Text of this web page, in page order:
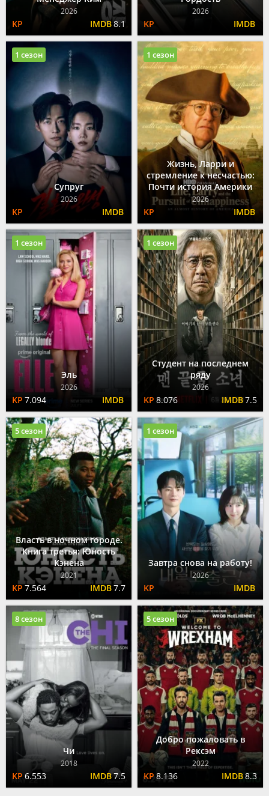
2026
8.1
2026
Супруг
2026
1 сезон
Жизнь, Ларри и
стремление к несчастью:
Почти история Америки
2026
1 сезон
Эль
2026
7.094
1 сезон
Студент на последнем
ряду
2026
8.076 7.5
1 сезон
Власть в ночном городе.
Книга третья: Юность
Кэнена
2021
7.564 7.7
5 сезон
Завтра снова на работу!
2026
1 сезон
Чи
2018
6.553 7.5
8 сезон
Добро пожаловать в
Рексэм
2022
8.136 8.3
5 сезон